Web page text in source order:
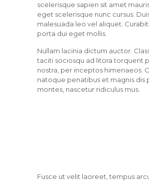
scelerisque sapien sit amet
eget scelerisque nunc cursus.
malesuada leo vel aliquet.
porta dui eget mollis.
Nullam lacinia dictum auctor.
taciti sociosqu ad litora torquent
nostra, per inceptos himenaeos.
natoque penatibus et magnis dis
montes, nascetur ridiculus mus.
Fusce ut velit laoreet, tempus